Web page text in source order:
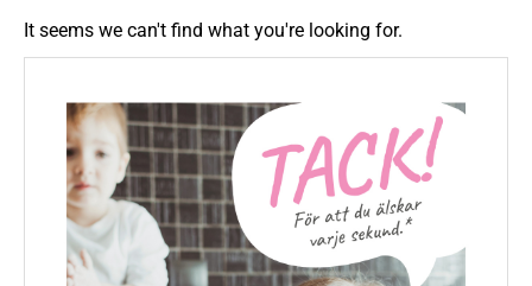
It seems we can't find what you're looking for.